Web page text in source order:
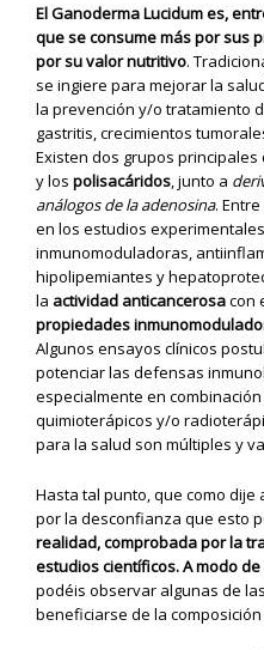
El Ganoderma Lucidum es,
que se consume más por sus
por su valor nutritivo.
se ingiere para mejorar la
la prevención y/o tratamiento
gastritis, crecimientos
Existen dos grupos
y lospolisacáridos, junto a
análogos de la adenosina.
en los estudios
inmunomoduladoras,
hipolipemiantes y
la actividad anticancerosacon
propiedades
Algunos ensayos clínicos
potenciar las defensas
especialmente en
quimioterápicos y/o
para la salud son múltiples y
Hasta tal punto, que como
por la desconfianza que esto
realidad, comprobada por la
estudios científicos. A modo
podéis observar algunas de
beneficiarse de la